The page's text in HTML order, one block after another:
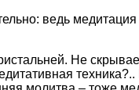
ведь
Не
техника?..